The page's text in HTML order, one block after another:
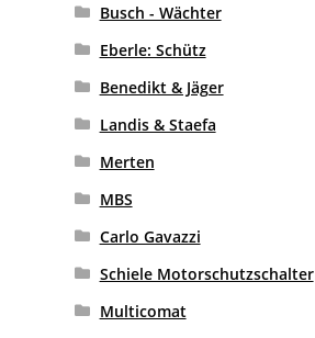
Busch - Wächter
Eberle: Schütz
Benedikt & Jäger
Landis & Staefa
Merten
MBS
Carlo Gavazzi
Schiele Motorschutzschalter
Multicomat